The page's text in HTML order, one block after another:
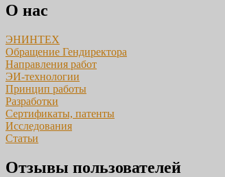
О нас
ЭНИНТЕХ
Обращение Гендиректора
Направления работ
ЭИ-технологии
Принцип работы
Разработки
Сертификаты, патенты
Исследования
Статьи
Отзывы пользователей